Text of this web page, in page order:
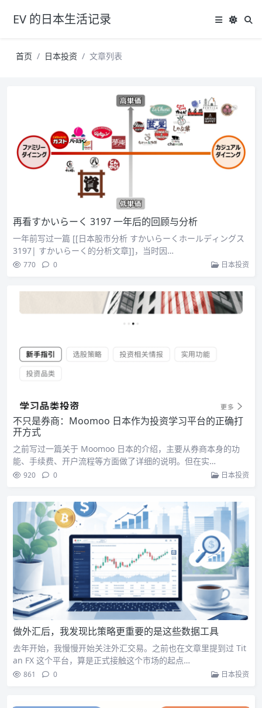
EV 的日本生活记录
首页 日本投资 文章列表
再看すかいらーく 3197 一年后的回顾与分析
一年前写过一篇 [[日本股市分析 すかいらーくホールディングス
3197| すかいらーく的分析文章]]，当时因…
770 0 日本投资
不只是券商：Moomoo 日本作为投资学习平台的正确打
开方式
之前写过一篇关于 Moomoo 日本的介绍，主要从券商本身的功
能、手续费、开户流程等方面做了详细的说明。但在实…
920 0 日本投资
做外汇后，我发现比策略更重要的是这些数据工具
去年开始，我慢慢开始关注外汇交易。之前也在文章里提到过 Tit
an FX 这个平台，算是正式接触这个市场的起点…
861 0 日本投资